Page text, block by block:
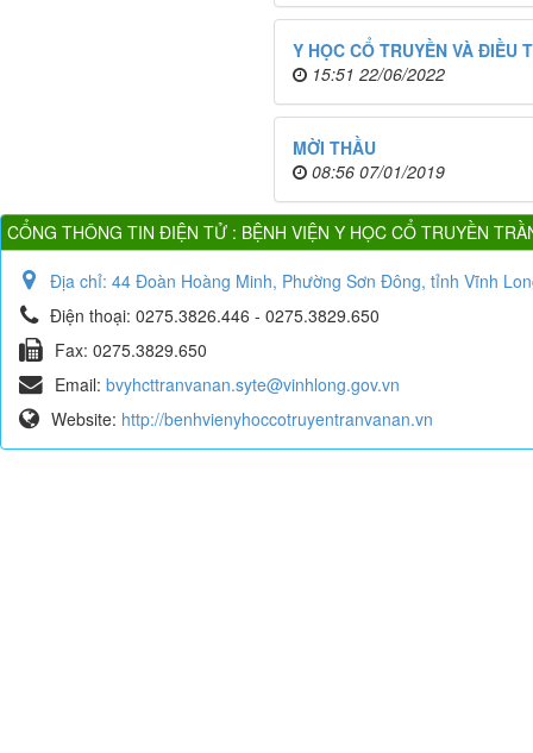
Y HỌC CỔ TRUYỀN VÀ ĐIỀU
15:51 22/06/2022
MỜI THẦU
08:56 07/01/2019
CỔNG THÔNG TIN ĐIỆN TỬ : BỆNH VIỆN Y HỌC CỔ TRUYỀN
Địa chỉ: 44 Đoàn Hoàng Minh, Phường Sơn Đông, tỉnh Vĩnh
Điện thoại: 0275.3826.446 - 0275.3829.650
Fax: 0275.3829.650
Email: bvyhcttranvanan.syte@vinhlong.gov.vn
Website: http://benhvienyhoccotruyentranvanan.vn